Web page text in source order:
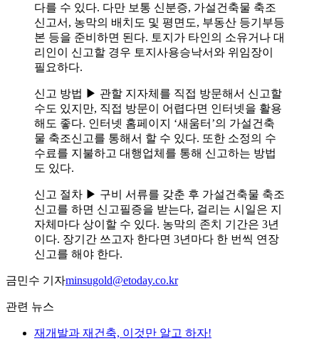
다를 수 있다. 다만 보통 신분증, 가설건축물 축조
신고서, 농막의 배치도 및 평면도, 부동산 등기부등
본 등을 준비하면 된다. 토지가 타인의 소유거나 대
리인이 신고할 경우 토지사용승낙서와 위임장이
필요하다.
신고 방법 ▶ 관할 지자체를 직접 방문해서 신고할
수도 있지만, 직접 방문이 어렵다면 인터넷을 활용
해도 좋다. 인터넷 홈페이지 ‘새움터’의 가설건축
물 축조신고를 통해서 할 수 있다. 또한 소정의 수
수료를 지불하고 대행업체를 통해 신고하는 방법
도 있다.
신고 절차 ▶ 구비 서류를 갖춘 후 가설건축물 축조
신고를 하면 신고필증을 받는다, 걸리는 시일은 지
자체마다 상이할 수 있다. 농막의 존치 기간은 3년
이다. 장기간 쓰고자 한다면 3년마다 한 번씩 연장
신고를 해야 한다.
금민수 기자minsugold@etoday.co.kr
관련 뉴스
재개발과 재건축, 이것만 알고 하자!